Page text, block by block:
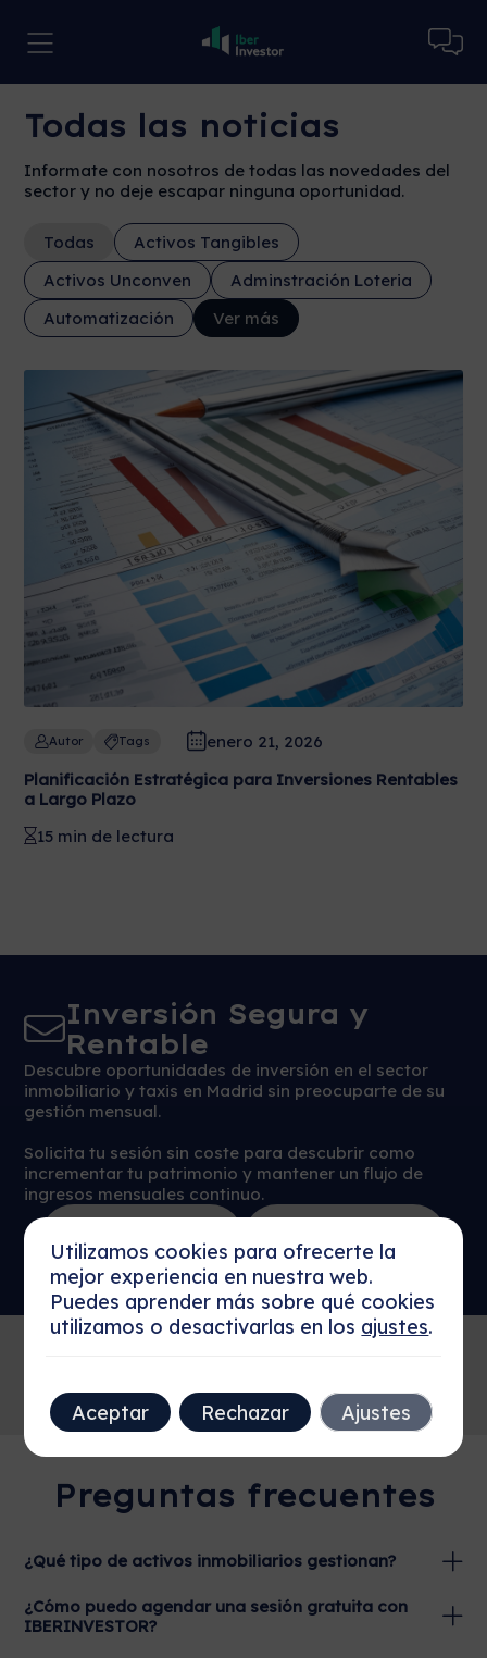
Todas las noticias
Informate con nosotros de todas las novedades del
sector y no deje escapar ninguna oportunidad.
Todas
Activos Tangibles
Activos Unconven
Adminstración Loteria
Automatización
Ver más
Autor Tags
enero 21, 2026
Planificación Estratégica para Inversiones Rentables
a Largo Plazo
15 min de lectura
Inversión Segura y
Rentable
Descubre oportunidades de inversión en el sector
inmobiliario y taxis en Madrid sin preocuparte de su
gestión mensual.
Solicita tu sesión sin coste para descubrir como
incrementar tu patrimonio y mantener un flujo de
ingresos mensuales continuo.
Ahora
Preguntas frecuentes
¿Qué tipo de activos inmobiliarios gestionan?
¿Cómo puedo agendar una sesión gratuita con
IBERINVESTOR?
Utilizamos cookies para ofrecerte la
mejor experiencia en nuestra web.
Puedes aprender más sobre qué cookies
utilizamos o desactivarlas en los ajustes.
Aceptar Rechazar Ajustes